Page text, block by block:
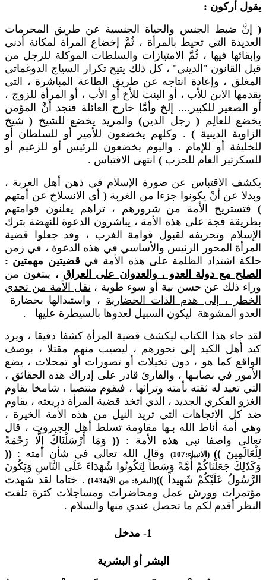
يقول أركون :
( إنَّ ضبط الجنس والحياة الجنسية عن طريق المحرمات
العديدة التي تحيط بالمرأة ، ثُمَّ إخضاع المرأة لمكانة أدنى
وإبقائها فيها ، ثُمَّ الامتيازات والسلطات الموكلة للرجل من
قبل القانون "الديني" ، كل ذلك يتيح تكرار السياج الدوغماتي
المغلق ، وإعادة انتاجه عن طريق الطاعة المباشرة ، التي
يقدمها الابن للأب ، أو البنت للأخ أو الأب ، أو المرأة للزوج ،
أو الصغير للكبير.... إلخ وأمَّا خارج العائلة فنجد أنَّ المؤمن
يخضع للعالِم (رجل الدين)والمريد يخضع للشيخ (شيخ
الزاوية الدينية ). وكلهم يخضعون للأمير أو للسلطان أو
للخليفة أو للإمام . واليوم يخضعون للرئيس أو للزعيم أو
للسكرتير العام للحزب ) انتهى الاقتباس .
يكشف الاقتباس عن صورة الإسلام في ذهن أهل الغربة ،
وبدلا عن أنْ يكونوا جزءا من الغربة( أي الانسلاخ عن أمتهم
) فتستريح الأمة من شرورهم ، تراهم يعلنون قوامتهم
بطريقة فجة على هذه الأمة ، يباشرون الدعوة للنهضة بترك
الإسلام وتحريفه لقبول قوامة الغرب ، وقد جعلوا قضية
المرأة المحور الرئيس والأساسي في هذه الدعوة ، في زمن
حلكة اشتداد الظلمة على هذه الأمة في قضيتين مهمتين :
الصلح مع دولة العدو ، والعدوان على العراق ، يبتغون من
وراء ذلك عن حسن نية أو سوء طوية ، نقل الأمة من تحدي
الخطر ، إلى هدم الذات الحضارية ، واستبدالها بحضارة
العدو المشوهة ليكون السبيل لعدوها بالسيطرة عليها .
لقد جاء هذا الكتاب ليكشف قضية المرأة كشفا دقيقا ، ويرد
كيد أهل الكيد إلى نحورهم ، ليصيب منهم مقتلا ، بوصف
الواقع كما هو ، دون تخيلات أو تصورات أو تمحلات ، يضع
الأمور في نصابـها ، والقارئ قادر على إدراك هذه الحقائق ،
التي تعيد له ثقته بأمته وتراثها ، فيقوم منتصبا ، شامخا يقاوم
الغزو الفكري الجديد ، الذي اتخذ قضية المرأة ذريعته ، يقاوم
ضد كل الاتجاهات التي تريد النيل من هذه الأمة الخيرة ،
وهي أمة أناط الله بـها مقاومة تسلط أهل الجبروت ، قال
تعالى واصفا نبي هذه الأمة : ((وَمَا أَرْسَلْنَاكَ إِلَّا رَحْمَةً
لِلْعَالَمِينَ )) (الانبياء:107) وقال الله تعالى في شأن أمته : ((
وَكَذَلِكَ جَعَلْنَاكُمْ أُمَّةً وَسَطاً لِتَكُونُوا شُهَدَاءَ عَلَى النَّاسِ وَيَكُونَ
الرَّسُولُ عَلَيْكُمْ شَهِيداً ))(البقرة: من الآية143)
. ختاما لقد شهدت
مؤتمرات وورش عمل ومحاضرات ومساجلات كثرة تلفت
النظر أقدم لكم ما تحصل عندي منها والسلام .
1- مدخل
البشر أو البشرية